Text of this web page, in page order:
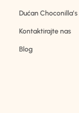
Dućan Choconilla’s
Kontaktirajte nas
Blog